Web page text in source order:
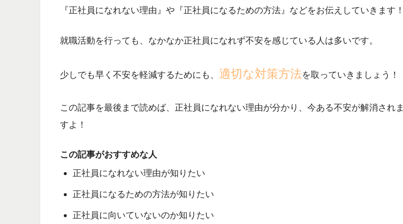
『正社員になれない理由』や『正社員になるための方法』 などをお伝えしていきます！
就職活動を行っても、なかなか正社員になれず不安を感じている人は多いです。
少しでも早く不安を軽減するためにも、 適切な対策方法を取っていきましょう！
この記事を最後まで読めば、正社員になれない理由が分かり、 今ある不安が解消されま
すよ ！
この記事がおすすめな人
正社員になれない理由が知りたい
正社員になるための方法が知りたい
正社員に向いていないのか知りたい